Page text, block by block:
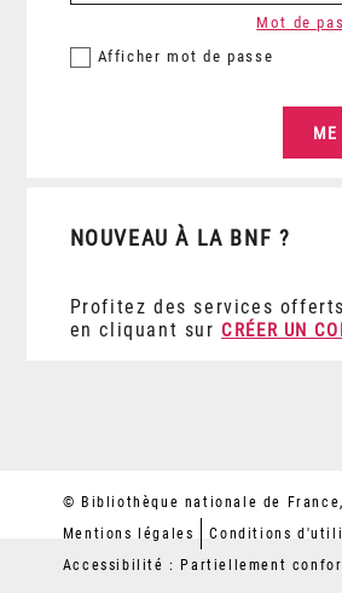
Afficher mot de passe
Mot de
NOUVEAU À LA BNF ?
Profitez des services
en cliquant sur CRÉER UN
© Bibliothèque nationale de
Mentions légales
Conditions
Accessibilité : Partiellement